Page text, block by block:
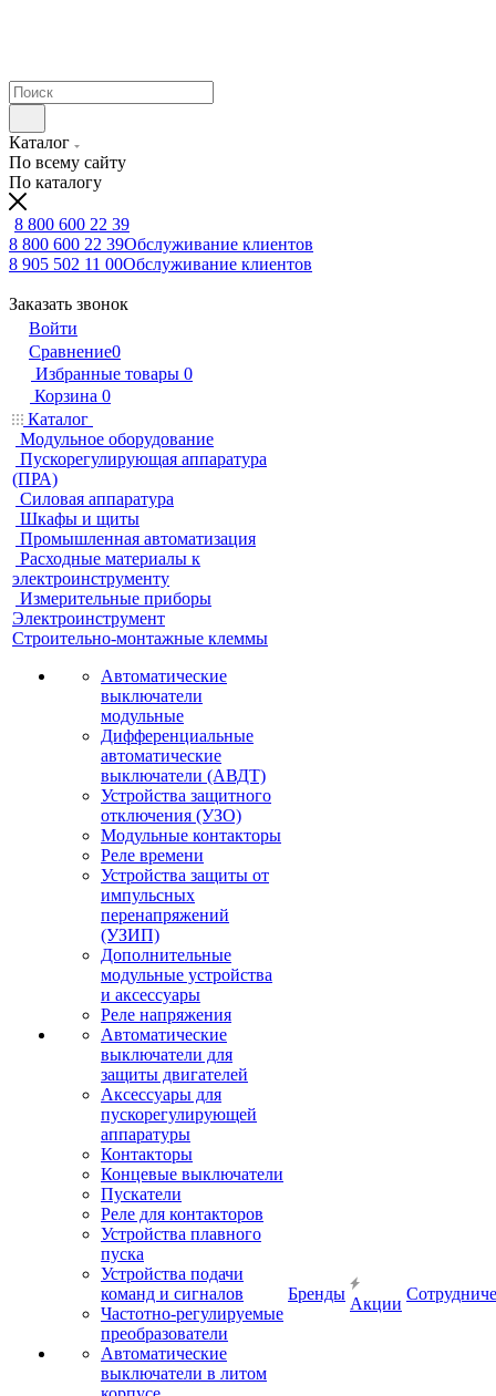
Каталог
По всему сайту
По каталогу
8 800 600 22 39
8 800 600 22 39Обслуживание клиентов
8 905 502 11 00Обслуживание клиентов
Заказать звонок
Войти
Сравнение0
Избранные товары 0
Корзина 0
Каталог
Модульное оборудование
Пускорегулирующая аппаратура
(ПРА)
Силовая аппаратура
Шкафы и щиты
Промышленная автоматизация
Расходные материалы к
электроинструменту
Измерительные приборы
Электроинструмент
Строительно-монтажные клеммы
Автоматические
выключатели
модульные
Дифференциальные
автоматические
выключатели (АВДТ)
Устройства защитного
отключения (УЗО)
Модульные контакторы
Реле времени
Устройства защиты от
импульсных
перенапряжений
(УЗИП)
Дополнительные
модульные устройства
и аксессуары
Реле напряжения
Автоматические
выключатели для
защиты двигателей
Аксессуары для
пускорегулирующей
аппаратуры
Контакторы
Концевые выключатели
Пускатели
Реле для контакторов
Устройства плавного
пуска
Устройства подачи
команд и сигналов
Частотно-регулируемые
преобразователи
Автоматические
выключатели в литом
Бренды
Акции